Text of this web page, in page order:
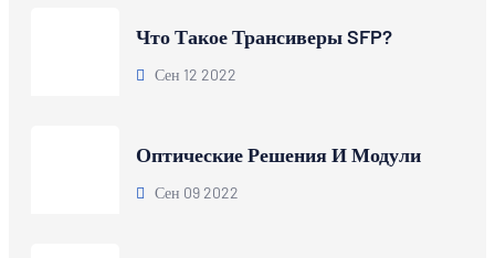
Что Такое Трансиверы SFP?
Сен 12 2022
Оптические Решения И Модули
Сен 09 2022